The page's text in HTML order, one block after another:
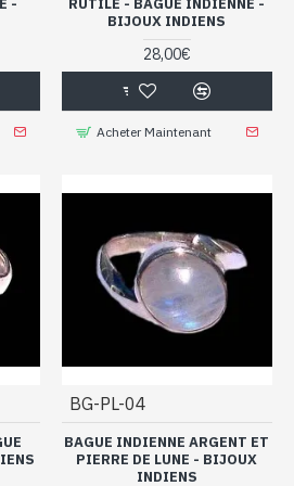
-
RUTILE - BAGUE INDIENNE -
BIJOUX INDIENS
28,00€
Acheter Maintenant
BG-PL-04
BAGUE INDIENNE ARGENT ET
PIERRE DE LUNE - BIJOUX
INDIENS